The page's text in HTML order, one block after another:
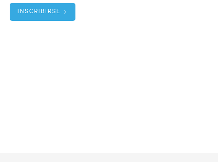
Dirigido
INSCRIBIRSE